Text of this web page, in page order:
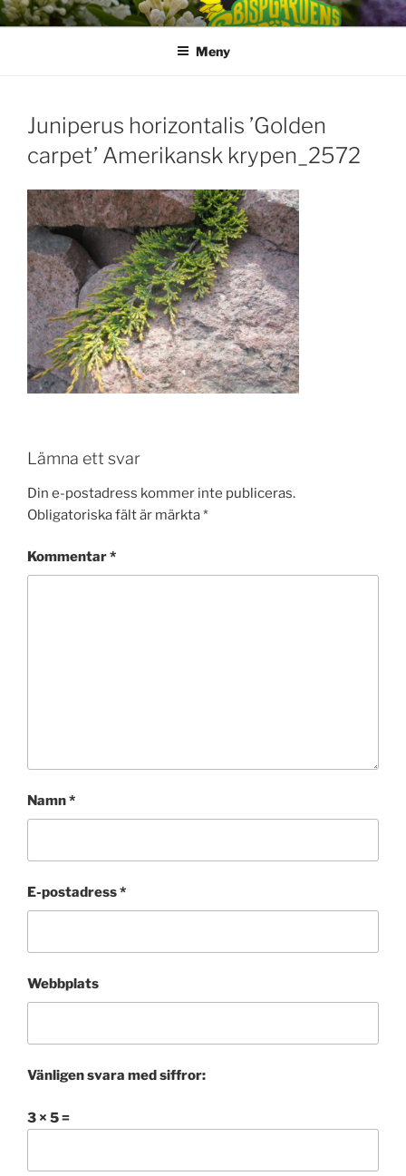
Hoppa
till
Meny
Juniperus horizontalis ’Golden
carpet’ Amerikansk krypen_2572
Lämna ett svar
Din e-postadress kommer inte publiceras.
Obligatoriska fält är märkta*
Kommentar*
Namn*
E-postadress*
Webbplats
Vänligen svara med siffror:
3 × 5 =